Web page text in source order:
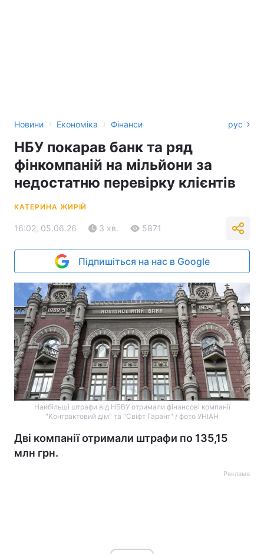
Новини › Економіка › Фінанси рус
НБУ покарав банк та ряд
фінкомпаній на мільйони за
недостатню перевірку клієнтів
КАТЕРИНА ЖИРІЙ
16:02, 05.06.26 3 хв. 5871
Підпишіться на нас в Google
Найбільші штрафи від НБВУ отримали фінансові компанії
"Контрактовий дім" та "Свіфт Гарант" / фото УНІАН
Дві компанії отримали штрафи по 135,15
млн грн.
Реклама